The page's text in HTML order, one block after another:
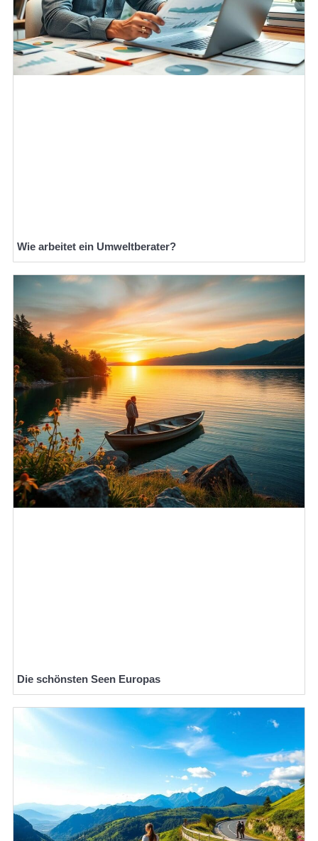
Wie arbeitet ein Umweltberater?
Die schönsten Seen Europas